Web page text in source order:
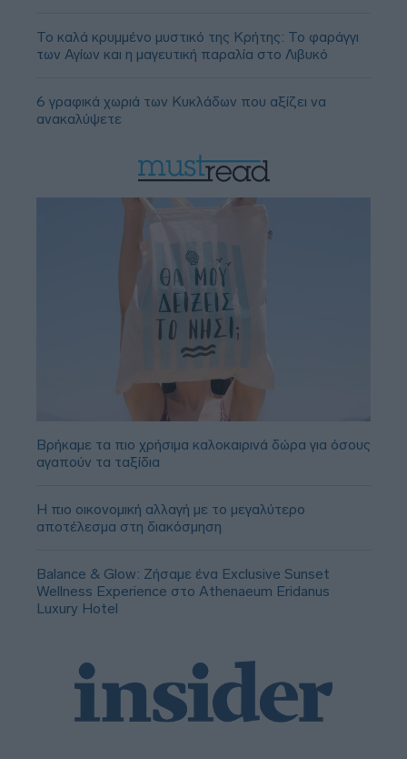
Το καλά κρυμμένο μυστικό της Κρήτης: Το φαράγγι
των Αγίων και η μαγευτική παραλία στο Λιβυκό
6 γραφικά χωριά των Κυκλάδων που αξίζει να
ανακαλύψετε
Βρήκαμε τα πιο χρήσιμα καλοκαιρινά δώρα για όσους
αγαπούν τα ταξίδια
Η πιο οικονομική αλλαγή με το μεγαλύτερο
αποτέλεσμα στη διακόσμηση
Balance & Glow: Ζήσαμε ένα Exclusive Sunset
Wellness Experience στο Athenaeum Eridanus
Luxury Hotel